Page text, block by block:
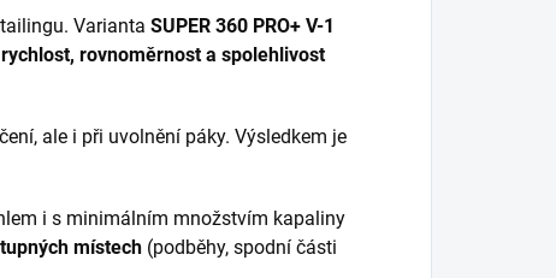
Varianta SUPER 360 PRO+ V-1
rychlost, rovnoměrnost a spolehlivost
ale i při uvolnění páky. Výsledkem je
i s minimálním množstvím kapaliny
místech (podběhy, spodní části